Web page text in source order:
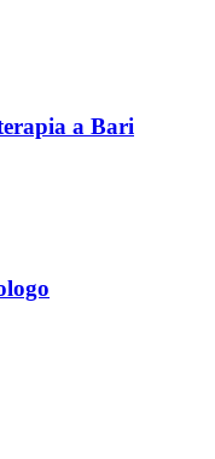
a Bari